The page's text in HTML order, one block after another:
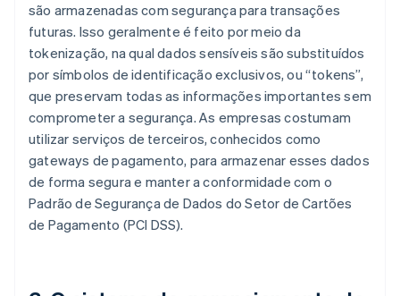
são armazenadas com segurança para transações
futuras. Isso geralmente é feito por meio da
tokenização, na qual dados sensíveis são substituídos
por símbolos de identificação exclusivos, ou “tokens”,
que preservam todas as informações importantes sem
comprometer a segurança. As empresas costumam
utilizar serviços de terceiros, conhecidos como
gateways de pagamento, para armazenar esses dados
de forma segura e manter a conformidade com o
Padrão de Segurança de Dados do Setor de Cartões
de Pagamento (PCI DSS).